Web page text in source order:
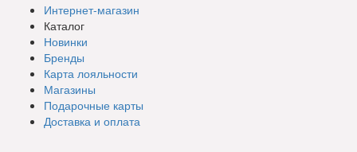
Интернет-магазин
Каталог
Новинки
Бренды
Карта лояльности
Магазины
Подарочные карты
Доставка и оплата